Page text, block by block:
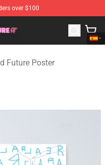
over $100
Future Merchandise Shop
Future Poster